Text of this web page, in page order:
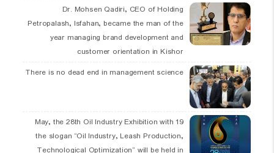
Dr. Mohsen Qadiri, CEO of Holding
Petropalash, Isfahan, became the man of the
year managing brand development and
customer orientation in Kishor
There is no dead end in management science
19 May, the 28th Oil Industry Exhibition with
the slogan “Oil Industry, Leash Production,
Technological Optimization” will be held in